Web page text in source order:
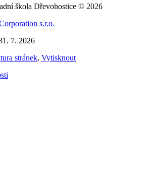
škola Dřevohostice © 2026
s.r.o.
7. 2026
stránek, Vytisknout